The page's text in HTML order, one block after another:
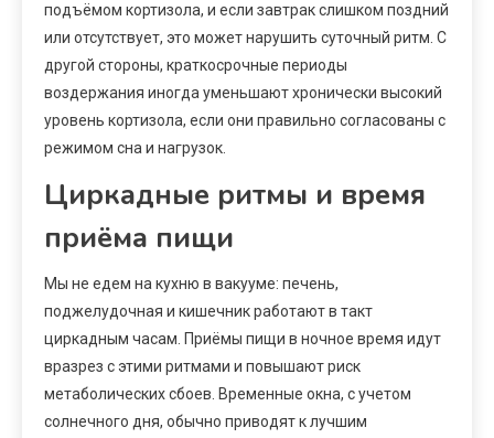
подъёмом кортизола, и если завтрак слишком поздний
или отсутствует, это может нарушить суточный ритм. С
другой стороны, краткосрочные периоды
воздержания иногда уменьшают хронически высокий
уровень кортизола, если они правильно согласованы с
режимом сна и нагрузок.
Циркадные ритмы и время
приёма пищи
Мы не едем на кухню в вакууме: печень,
поджелудочная и кишечник работают в такт
циркадным часам. Приёмы пищи в ночное время идут
вразрез с этими ритмами и повышают риск
метаболических сбоев. Временные окна, с учетом
солнечного дня, обычно приводят к лучшим